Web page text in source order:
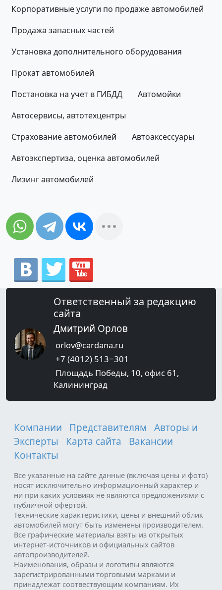
Корпоративные услуги по продаже автомобилей
Продажа запасных частей
Установка дополнительного оборудования
Прокат автомобилей
Постановка на учет в ГИБДД
Автомойки
Автосервисы, автотехцентры
Страхование автомобилей
Автоаксессуары
Автоэкспертиза, оценка автомобилей
Лизинг автомобилей
Ответственный за редакцию
сайта
Дмитрий Орлов
orlov@cardana.ru
+7 (4012) 513‒301
Площадь Победы, 10, офис 61,
Калининград
Компании Представителям
Авторы и
Эксперты
Карта сайта
Вакансии
Контакты
Все указанные на сайте данные (включая цены и фото)
носят исключительно информационный характер и
ни при каких условиях не являются предложениями с
публичной офертой.
Технические характеристики, цены и внешний облик
автомобилей могут быть изменены производителем.
Все графические материалы взяты из открытых
интернет-источников и официальных сайтов
автопроизводителей.
Наименования, образы и логотипы являются
зарегистрированными торговыми марками и
принадлежат соотвествующим компаниям. Их